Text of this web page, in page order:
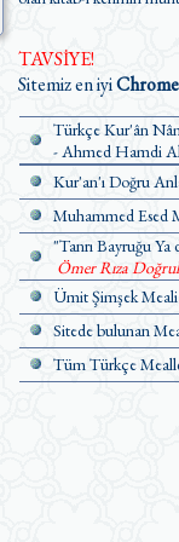
TAVSİYE!
Sitemiz en iyiChrome
Türkçe Kur'ân
- Ahmed Hamdi
Kur'an'ı Doğru
Muhammed Esed
"Tanrı Bayruğu
Ömer Rıza
Ümit Şimşek Meali
Sitede bulunan
Tüm Türkçe